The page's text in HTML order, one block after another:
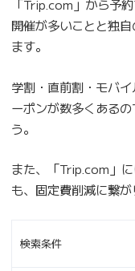
「Trip.com」から予
開催が多いことと独
ます。
学割・直前割・モバ
ーポンが数多くある
う。
また、「Trip.com」
も、固定費削減に繋
検索条件